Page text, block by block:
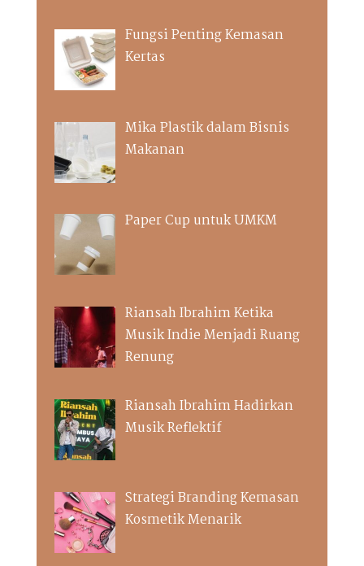
Fungsi Penting Kemasan
Kertas
Mika Plastik dalam Bisnis
Makanan
Paper Cup untuk UMKM
Riansah Ibrahim Ketika
Musik Indie Menjadi Ruang
Renung
Riansah Ibrahim Hadirkan
Musik Reflektif
Strategi Branding Kemasan
Kosmetik Menarik